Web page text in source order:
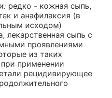
редко - кожная сыпь,
и анафилаксия (в
исходом)
лекарственная сыпь с
проявлениями
из таких
применении
рецидивирующее